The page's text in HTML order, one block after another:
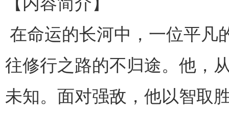
在命运的长河中，一位平凡
往修行之路的不归途。他，
未知。面对强敌，他以智取